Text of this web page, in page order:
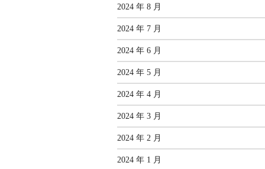
2024 年 8 月
2024 年 7 月
2024 年 6 月
2024 年 5 月
2024 年 4 月
2024 年 3 月
2024 年 2 月
2024 年 1 月